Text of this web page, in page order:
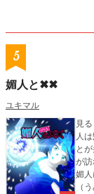
5
媚人と✖✖
ユキマル
見
人
と
が訪
媚
（